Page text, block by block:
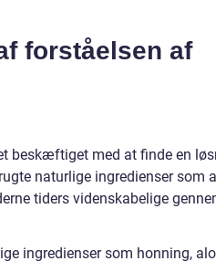
forståelsen af
beskæftiget med at finde en
naturlige ingredienser som
tiders videnskabelige
ingredienser som honning,